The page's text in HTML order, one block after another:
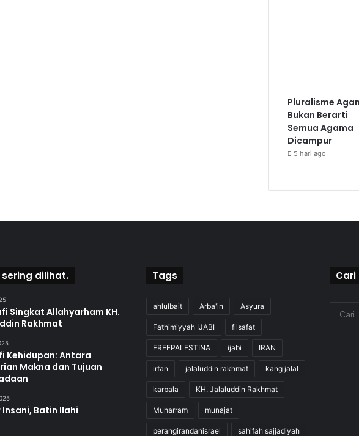
Pluralisme
Bukan Berarti
Semua Agama
Dicampur
5 hari ago
sering dilihat.
Singkat Allahyarham KH.
Rakhmat
Kehidupan: Antara
Makna dan Tujuan
Insani, Batin Ilahi
Tags
ahlulbait Arba'in Asyura
Fathimiyyah IJABI filsafat
FREEPALESTINA ijabi IRAN
irfan jalaluddin rakhmat kang jalal
karbala KH. Jalaluddin Rakhmat
Muharram munajat
perangirandanisrael sahifah sajjadiyah
Cari